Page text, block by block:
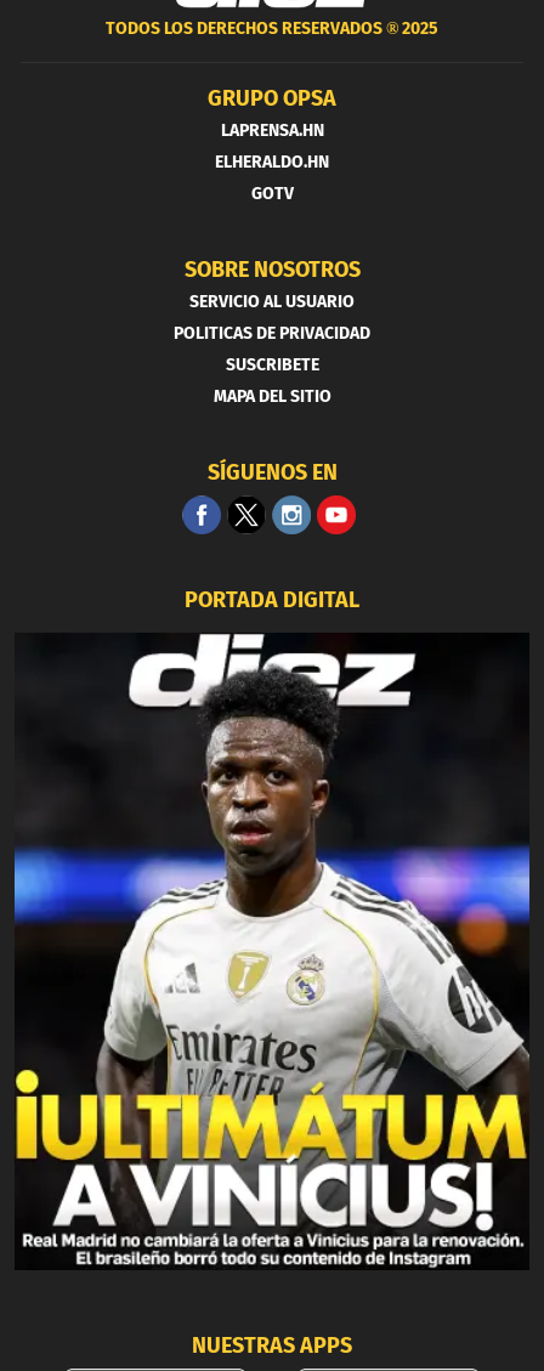
TODOS LOS DERECHOS RESERVADOS ®2025
GRUPO OPSA
LAPRENSA.HN
ELHERALDO.HN
GOTV
SOBRE NOSOTROS
SERVICIO AL USUARIO
POLITICAS DE PRIVACIDAD
SUSCRIBETE
MAPA DEL SITIO
SÍGUENOS EN
PORTADA DIGITAL
NUESTRAS APPS